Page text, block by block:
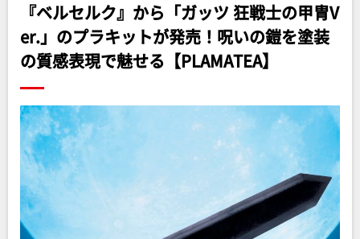
『ベルセルク』から「ガッツ 狂戦士の甲冑V
er.」のプラキットが発売！呪いの鎧を塗装
の質感表現で魅せる【PLAMATEA】